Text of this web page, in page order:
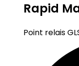
Rapid
Point relais